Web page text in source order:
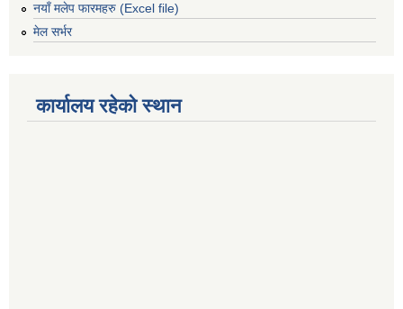
नयाँ मलेप फारमहरु (Excel file)
मेल सर्भर
कार्यालय रहेको स्थान